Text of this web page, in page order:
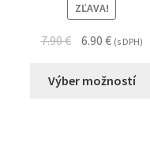
ZĽAVA!
7.90€ 6.90 € (s DPH)
Výber možností